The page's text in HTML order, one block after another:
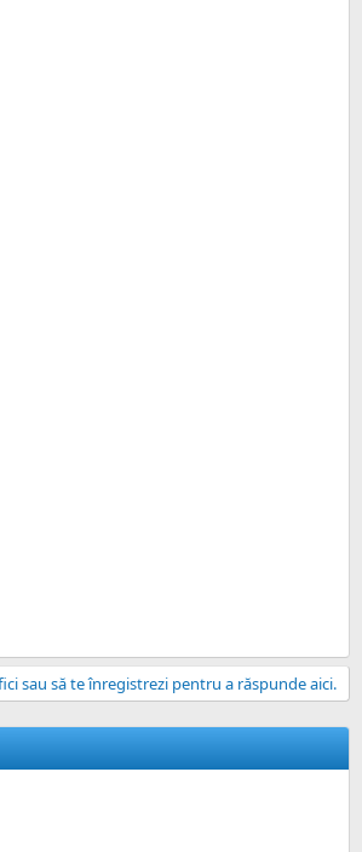
sau să te înregistrezi pentru a răspunde aici.